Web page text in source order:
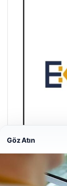
Enes Kaplan
Göz Atın